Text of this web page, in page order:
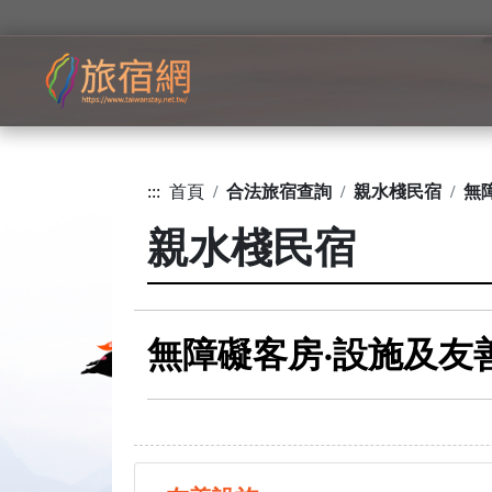
::: 首頁 合法旅宿查詢 親水棧民宿 無
親水棧民宿
無障礙客房‧設施及友